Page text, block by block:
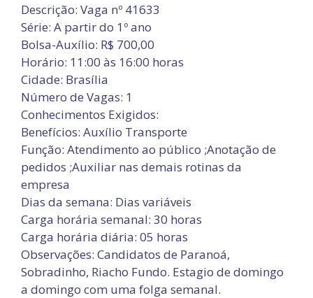
Descrição: Vaga nº 41633
Série: A partir do 1º ano
Bolsa-Auxílio: R$ 700,00
Horário: 11:00 às 16:00 horas
Cidade: Brasília
Número de Vagas: 1
Conhecimentos Exigidos:
Benefícios: Auxílio Transporte
Função: Atendimento ao público ;Anotação de
pedidos ;Auxiliar nas demais rotinas da
empresa
Dias da semana: Dias variáveis
Carga horária semanal: 30 horas
Carga horária diária: 05 horas
Observações: Candidatos de Paranoá,
Sobradinho, Riacho Fundo. Estagio de domingo
a domingo com uma folga semanal.